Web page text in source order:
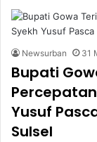
Newsurban 31
Bupati
Percepatan
Yusuf
Sulsel